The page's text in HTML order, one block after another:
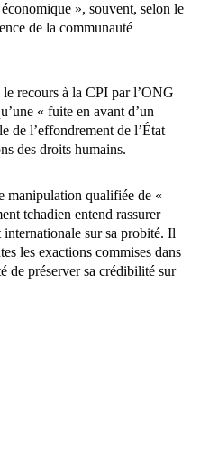
», souvent, selon le
de la communauté
recours à la CPI par l’ONG
« fuite en avant d’un
de l’effondrement de l’État
des droits humains.
manipulation qualifiée de «
tchadien entend rassurer
sur sa probité. Il
les exactions commises dans
de préserver sa crédibilité sur